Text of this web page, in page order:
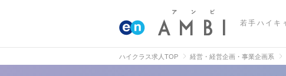
若手ハイキ
ハイクラス求人TOP 経営・経営企画・事業企画系